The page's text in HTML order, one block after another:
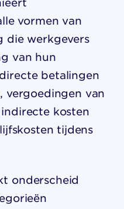
vormen van
die werkgevers
van hun
betalingen
vergoedingen van
kosten
tijdens
onderscheid